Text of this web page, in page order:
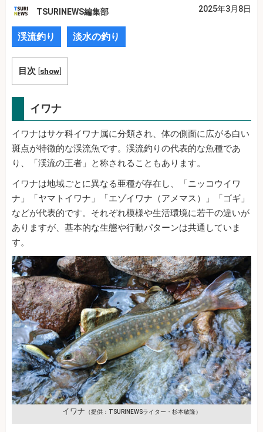
TSURINEWS編集部 2025年3月8日
渓流釣り 淡水の釣り
目次 [show]
イワナ
イワナはサケ科イワナ属に分類され、体の側面に広がる白い
斑点が特徴的な渓流魚です。渓流釣りの代表的な魚種であ
り、「渓流の王者」と称されることもあります。
イワナは地域ごとに異なる亜種が存在し、「ニッコウイワ
ナ」「ヤマトイワナ」「エゾイワナ（アメマス）」「ゴギ」
などが代表的です。それぞれ模様や生活環境に若干の違いが
ありますが、基本的な生態や行動パターンは共通していま
す。
イワナ （提供：TSURINEWSライター・杉本敏隆）